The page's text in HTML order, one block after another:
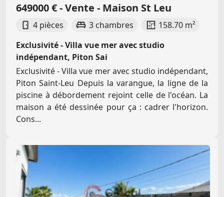
649000 € - Vente - Maison St Leu
4 pièces 3 chambres
158.70 m²
Exclusivité - Villa vue mer avec studio
indépendant, Piton Sai
Exclusivité - Villa vue mer avec studio indépendant,
Piton Saint-Leu Depuis la varangue, la ligne de la
piscine à débordement rejoint celle de l'océan. La
maison a été dessinée pour ça : cadrer l'horizon.
Cons...